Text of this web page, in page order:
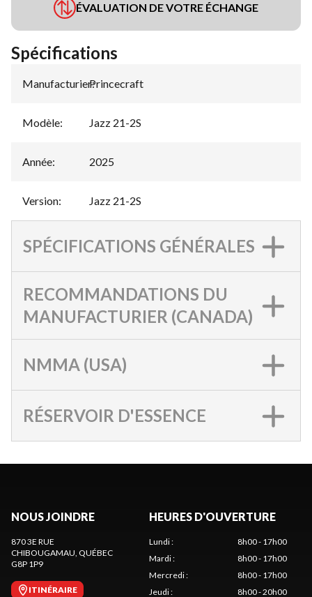
ÉVALUATION DE VOTRE ÉCHANGE
Spécifications
Manufacturier:
Princecraft
Modèle: Jazz 21-2S
Année: 2025
Version: Jazz 21-2S
SPÉCIFICATIONS GÉNÉRALES
RECOMMANDATIONS DU
MANUFACTURIER (CANADA)
NMMA (USA)
RÉSERVOIR D'ESSENCE
NOUS JOINDRE
870 3E RUE
CHIBOUGAMAU, QUÉBEC
G8P 1P9
ITINÉRAIRE
HEURES D'OUVERTURE
Lundi:
8h00 - 17h00
Mardi:
8h00 - 17h00
Mercredi:
8h00 - 17h00
Jeudi: 8h00 - 20h00